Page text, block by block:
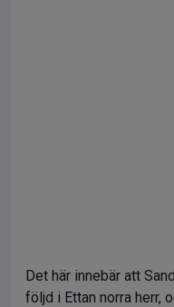
Det här innebär att
följd i Ettan norra herr,